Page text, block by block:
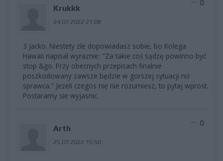
Krukkk
24.07.2022 21:08
0
3 Jacko. Niestety zle dopowiadasz sobie, bo Kolega
Hawaii napisal wyraznie: "Za takie coś sądzę powinno być
stop &go. Przy obecnych przepisach finalnie
poszkodowany zawsze będzie w gorszej sytuacji niż
sprawca." Jezeli czegos nie nie rozumiesz, to pytaj wprost.
Postaramy sie wyjasnic.
Arth
25.07.2022 15:50
0